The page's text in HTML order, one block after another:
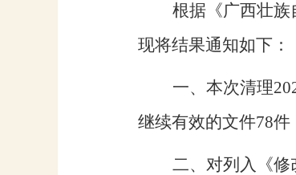
根据《广西壮族
现将结果通知如下：
一、本次清理
继续有效的文件78件
二、对列入
《